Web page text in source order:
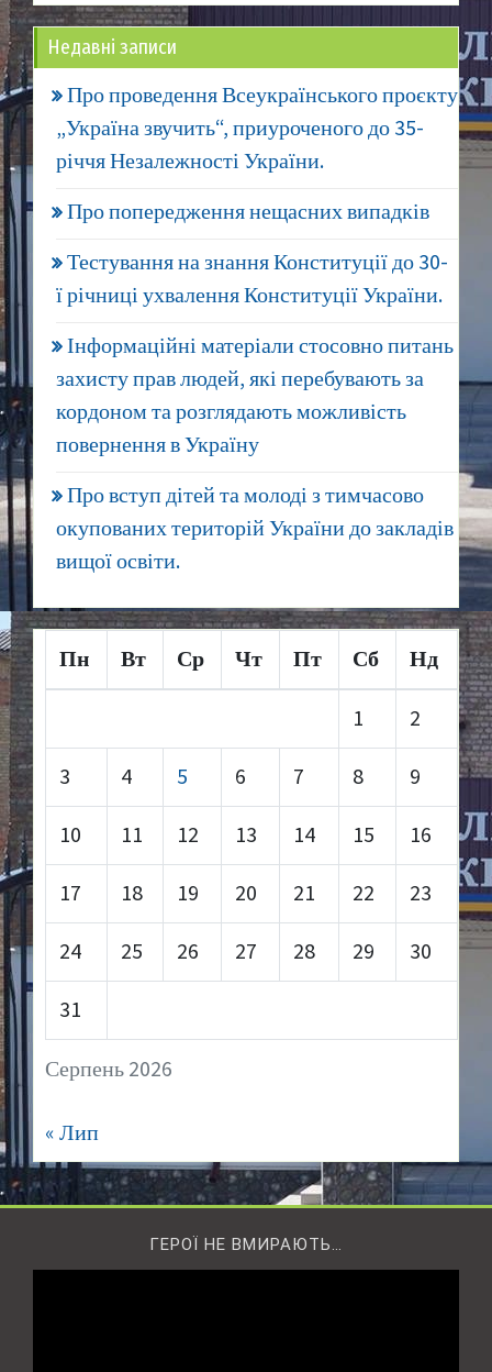
Недавні записи
Про проведення Всеукраїнського проєкту
„Україна звучить“, приуроченого до 35-
річчя Незалежності України.
Про попередження нещасних випадків
Тестування на знання Конституції до 30-
ї річниці ухвалення Конституції України.
Інформаційні матеріали стосовно питань
захисту прав людей, які перебувають за
кордоном та розглядають можливість
повернення в Україну
Про вступ дітей та молоді з тимчасово
окупованих територій України до закладів
вищої освіти.
Серпень 2026
Пн Вт Ср Чт Пт Сб Нд
1 2
3 4 5 6 7 8 9
10 11 12 13 14 15 16
17 18 19 20 21 22 23
24 25 26 27 28 29 30
31
« Лип
ГЕРОЇ НЕ ВМИРАЮТЬ…